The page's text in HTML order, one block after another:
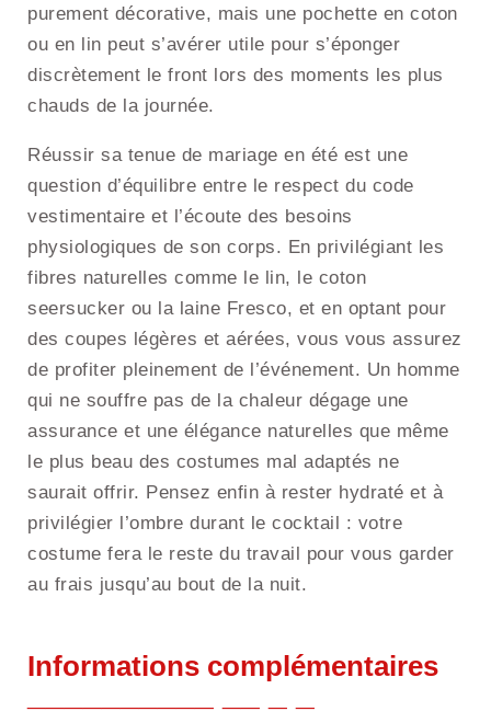
purement décorative, mais une pochette en coton
ou en lin peut s’avérer utile pour s’éponger
discrètement le front lors des moments les plus
chauds de la journée.
Réussir sa tenue de mariage en été est une
question d’équilibre entre le respect du code
vestimentaire et l’écoute des besoins
physiologiques de son corps. En privilégiant les
fibres naturelles comme le lin, le coton
seersucker ou la laine Fresco, et en optant pour
des coupes légères et aérées, vous vous assurez
de profiter pleinement de l’événement. Un homme
qui ne souffre pas de la chaleur dégage une
assurance et une élégance naturelles que même
le plus beau des costumes mal adaptés ne
saurait offrir. Pensez enfin à rester hydraté et à
privilégier l’ombre durant le cocktail : votre
costume fera le reste du travail pour vous garder
au frais jusqu’au bout de la nuit.
Informations complémentaires